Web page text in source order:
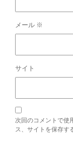
メール ※
サイト
次回のコメントで使
ス、サイトを保存す